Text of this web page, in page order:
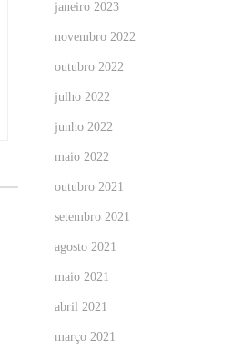
janeiro 2023
novembro 2022
outubro 2022
julho 2022
junho 2022
maio 2022
outubro 2021
setembro 2021
agosto 2021
maio 2021
abril 2021
março 2021